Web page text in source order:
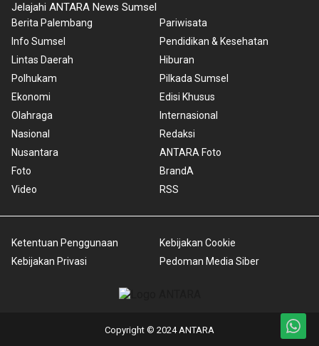
Jelajahi ANTARA News Sumsel
Berita Palembang
Info Sumsel
Lintas Daerah
Polhukam
Ekonomi
Olahraga
Nasional
Nusantara
Foto
Video
Pariwisata
Pendidikan & Kesehatan
Hiburan
Pilkada Sumsel
Edisi Khusus
Internasional
Redaksi
ANTARA Foto
BrandA
RSS
Ketentuan Penggunaan
Kebijakan Privasi
Kebijakan Cookie
Pedoman Media Siber
Copyright © 2024 ANTARA